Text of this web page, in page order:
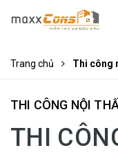
Trang chủ Thi công
THI CÔNG NỘI
THI